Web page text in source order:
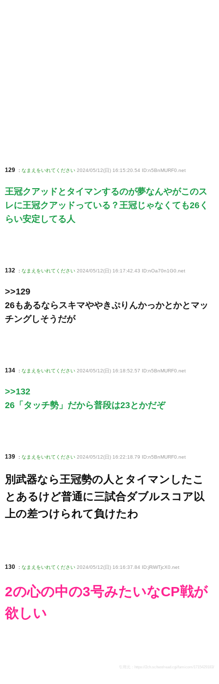
129 : なまえをいれてください 2024/05/12(日) 16:15:20.54 ID:n5BnMURF0.net
王冠クアッドとタイマンするのが夢なんやがこのス
レに王冠クアッドっている？王冠じゃなくても26く
らい安定してる人
132 : なまえをいれてください 2024/05/12(日) 16:17:42.43 ID:nOa70n1G0 .net
>>129
26もあるならスキマややきぷりんかっかとかとマッ
チングしそうだが
134 : なまえをいれてください 2024/05/12(日) 16:18:52.57 ID:n5BnMURF0 .net
>>132
26「タッチ勢」だから普段は23とかだぞ
139 : なまえをいれてください 2024/05/12(日) 16:22:18.79 ID:n5BnMURF0 .net
別武器なら王冠勢の人とタイマンしたこ
とあるけど普通に三試合ダブルスコア以
上の差つけられて負けたわ
130 : なまえをいれてください 2024/05/12(日) 16:16:37.84 ID:jRiWTjcX0.net
2の心の中の3号みたいなCP戦が
欲しい
引用元： https://2ch.sc/test/read.cgi/famicom/1715429183/